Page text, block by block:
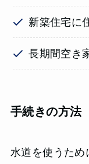
新築住宅に
長期間空き
手続きの方法
水道を使うた